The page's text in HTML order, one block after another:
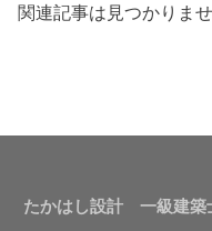
関連記事は見つかりませ
たかはし設計 一級建築